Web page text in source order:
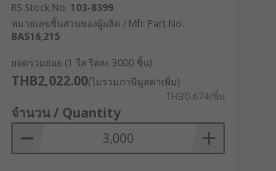
RS Stock No. 103-8399
หมายเลขชิ้นส่วนของผู้ผลิต / Mfr. Part No.
BAS16,215
ยอดรวมย่อย (1 รีล รีลละ 3000 ชิ้น)
THB2,022.00(ไม่รวมภาษีมูลค่าเพิ่ม)
THB0.674/ชิ้น
จำนวน / Quantity